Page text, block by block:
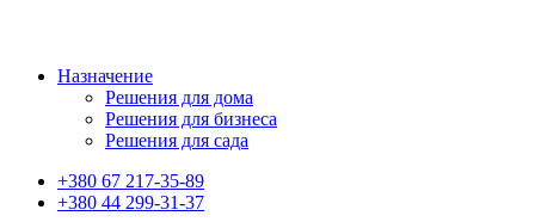
Назначение
Решения для дома
Решения для бизнеса
Решения для сада
+380 67 217-35-89
+380 44 299-31-37